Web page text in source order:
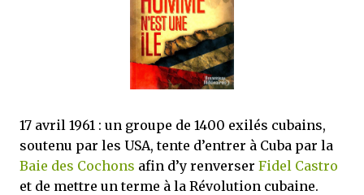
mettre sous tous les yeux. C'est cela...
17 avril 1961 : un groupe de 1400 exilés cubains,
soutenu par les USA, tente d’entrer à Cuba par la
Baie des Cochons afin d’y renverser Fidel Castro
et de mettre un terme à la Révolution cubaine.